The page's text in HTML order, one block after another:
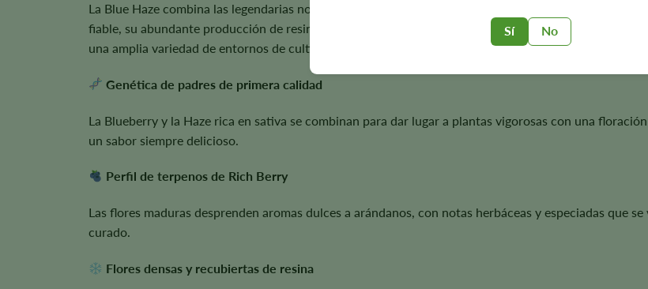
Sí No
La Blue Haze combina las legendarias notas frutales de la Blueberry con la complejidad de la
fiable, su abundante producción de resina y su sabor excepcional. Su crecimiento compacto y sus
una amplia variedad de entornos de cultivo.
Genética de padres de primera calidad
La Blueberry y la Haze rica en sativa se combinan para dar lugar a plantas vigorosas con una
un sabor siempre delicioso.
Perfil de terpenos de Rich Berry
Las flores maduras desprenden aromas dulces a arándanos, con notas herbáceas y especiadas que
curado.
Flores densas y recubiertas de resina